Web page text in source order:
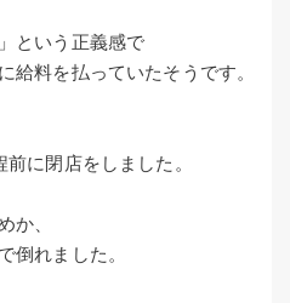
という正義感で
給料を払っていたそうです。
に閉店をしました。
か、
倒れました。